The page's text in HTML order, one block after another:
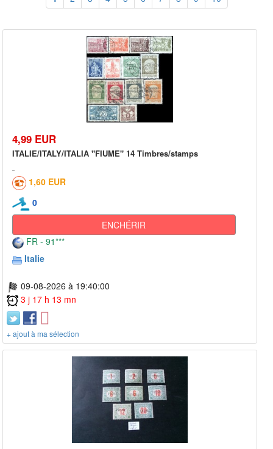
4,99 EUR
ITALIE/ITALY/ITALIA "FIUME" 14 Timbres/stamps
1,60 EUR
0
ENCHÉRIR
FR - 91***
Italie
09-08-2026 à 19:40:00
3 j 17 h 13 mn
+ ajout à ma sélection